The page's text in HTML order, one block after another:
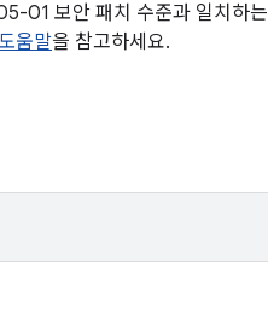
01 보안 패치 수준과 일치하는
움말을 참고하세요.